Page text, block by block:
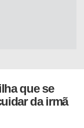
que se
da irmã